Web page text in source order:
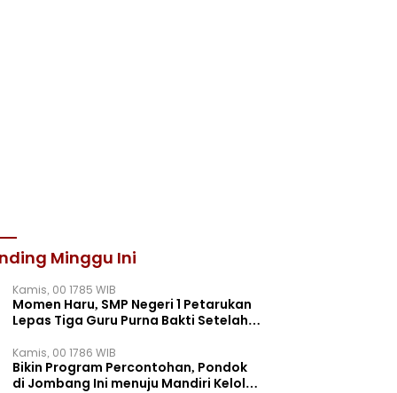
Minggu Ini
Kamis, 00 1785 WIB
Momen Haru, SMP Negeri 1 Petarukan
Lepas Tiga Guru Purna Bakti Setelah
Kamis, 00 1786 WIB
Bikin Program Percontohan, Pondok
di Jombang Ini menuju Mandiri Kelola